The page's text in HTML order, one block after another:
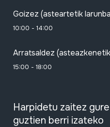
Goizez (asteartetik
10:00 - 14:00
Arratsaldez
15:00 - 18:00
Harpidetu zaitez
guztien berri izateko